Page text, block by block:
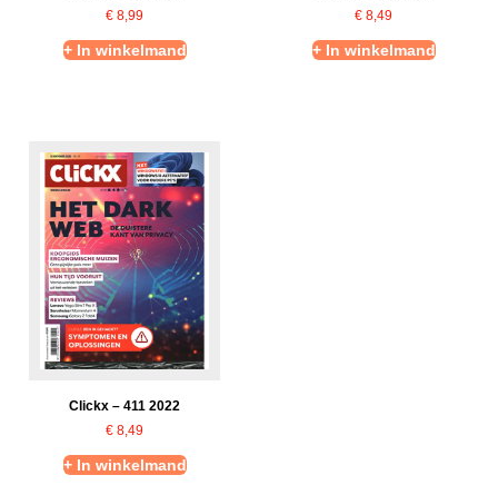
€ 8,99
+ In winkelmand
€ 8,49
+ In winkelmand
Clickx – 411 2022
€ 8,49
+ In winkelmand